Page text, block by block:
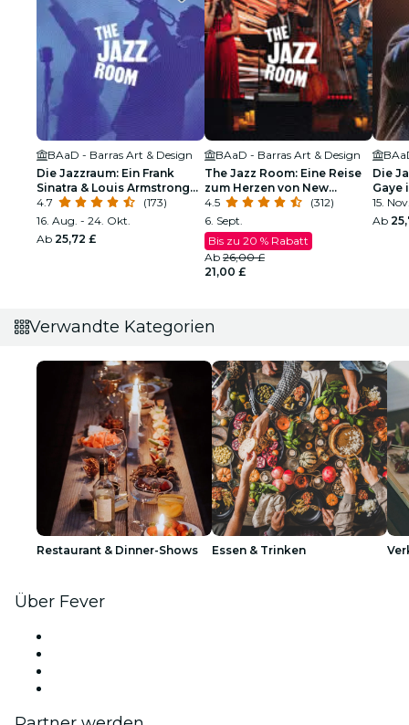
BAaD - Barras Art & Design
Die Jazzraum: Ein Frank
Sinatra & Louis Armstrong
Tribut
4.7
(173)
16. Aug. - 24. Okt.
Ab 25,72 £
BAaD - Barras Art & Design
The Jazz Room: Eine Reise
zum Herzen von New
Orleans
4.5
(312)
6. Sept.
Bis zu 20 % Rabatt
Ab 26,00 £
21,00 £
Die
Gaye
Soul
15.
Ab
Verwandte Kategorien
Restaurant & Dinner-Shows Essen & Trinken
Über Fever